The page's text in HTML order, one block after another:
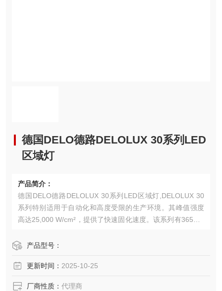
德国DELO德路DELOLUX 30系列LED
区域灯
产品简介：
德国DELO德路DELOLUX 30系列LED区域灯,DELOLUX 30
系列特别适用于自动化和高度受限的生产环境。其峰值强度
高达25,000 W/cm²，提供了快速固化速度。该系列有365、4
产品型号：
更新时间： 2025-10-25
厂商性质： 代理商